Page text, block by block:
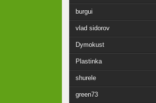
burgui
vlad sidorov
Dymokust
Plastinka
shurele
green73